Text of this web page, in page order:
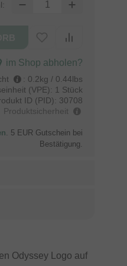
im Shop abholen?
: 0.2kg / 0.44lbs
(VPE): 1 Stück
ID (PID): 30708
Produktsicherheit
. 5 EUR Gutschein bei
Bestätigung.
Odyssey Logo auf